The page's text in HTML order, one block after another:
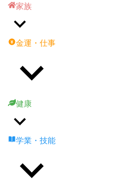
家族
金運・仕事
健康
学業・技能